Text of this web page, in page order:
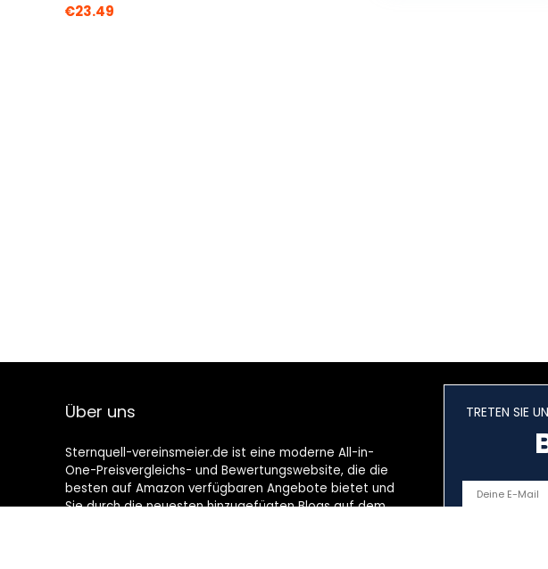
€23.49
Über uns
Sternquell-vereinsmeier.de ist eine moderne All-in-
One-Preisvergleichs- und Bewertungswebsite, die die
besten auf Amazon verfügbaren Angebote bietet und
Sie durch die neuesten hinzugefügten Blogs auf dem
TRETEN SIE